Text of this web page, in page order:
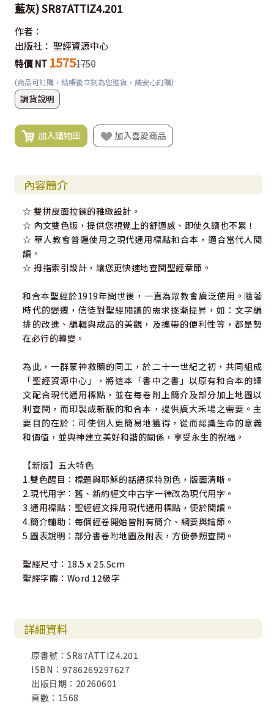
藍灰) SR87ATTIZ4.201
作者：
出版社： 聖經資源中心
特價 NT 15751750
(商品可訂購，結帳後立刻為您進貨，請安心訂購)
調貨說明
加入購物車 加入喜愛商品
內容簡介
☆ 雙拼皮面拉鍊的雅緻設計。
☆ 內文雙色版，提供您視覺上的舒適感、即使久讀也不累！
☆ 華人教會普遍使用之現代通用標點和合本，適合當代人閱
讀。
☆ 拇指索引設計，讓您更快速地查閱聖經章節。
和合本聖經於1919年問世後，一直為眾教會廣泛使用。隨著
時代的變遷，信徒對聖經閱讀的需求逐漸提昇，如：文字編
排的改進、編輯與成品的美觀，及攜帶的便利性等，都是勢
在必行的轉變。
為此，一群蒙神救贖的同工，於二十一世紀之初，共同組成
「聖經資源中心」，將這本「書中之書」以原有和合本的譯
文配合現代通用標點，並在每卷附上簡介及部分加上地圖以
利查閱，而印製成新版的和合本，提供廣大禾場之需要。主
要目的在於：可使個人更簡易地獲得，從而認識生命的意義
和價值，並與神建立美好和諧的關係，享受永生的祝福。
【新版】五大特色
1.雙色醒目：標題與耶穌的話語採特別色，版面清晰。
2.現代用字：舊、新約經文中古字一律改為現代用字。
3.通用標點：聖經經文採用現代通用標點，便於閱讀。
4.簡介輔助：每個經卷開始皆附有簡介、綱要與鑰節。
5.圖表說明：部分書卷附地圖及附表，方便參照查閱。
聖經尺寸：18.5 x 25.5cm
聖經字體：Word 12級字
詳細資料
原書號：SR87ATTIZ4.201
ISBN：9786269297627
出版日期：20260601
頁數：1568